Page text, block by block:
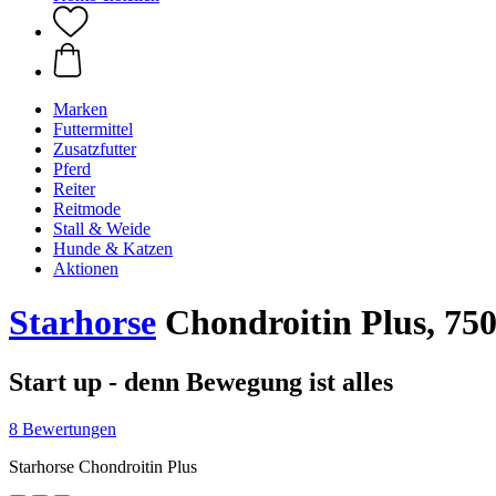
Marken
Futtermittel
Zusatzfutter
Pferd
Reiter
Reitmode
Stall & Weide
Hunde & Katzen
Aktionen
Starhorse Chondroitin Plus,
Start up - denn Bewegung ist alles
8 Bewertungen
Starhorse Chondroitin Plus